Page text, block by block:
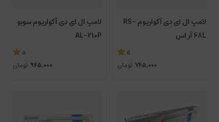
لامپ ال ای دی آکواریوم RS-
68L آر اس
5
745,000 تومان
لامپ ال ای دی آکواریوم سوبو
AL-210P
5
945,000 تومان